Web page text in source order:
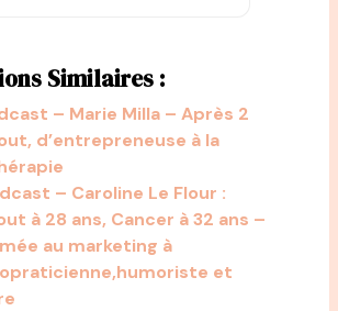
Similaires :
– Marie Milla – Après 2
d’entrepreneuse à la
– Caroline Le Flour :
à 28 ans, Cancer à 32 ans –
au marketing à
et